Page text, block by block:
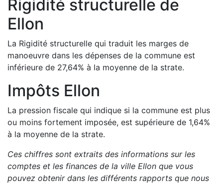
Rigidité structurelle de
Ellon
La Rigidité structurelle qui traduit les marges de
manoeuvre dans les dépenses de la commune est
inférieure de 27,64% à la moyenne de la strate.
Impôts Ellon
La pression fiscale qui indique si la commune est plus
ou moins fortement imposée, est supérieure de 1,64%
à la moyenne de la strate.
Ces chiffres sont extraits des informations sur les
comptes et les finances de la ville Ellon que vous
pouvez obtenir dans les différents rapports que nous